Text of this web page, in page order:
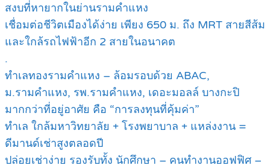
สงบที่หายากในย่านรามคำแหง
เชื่อมต่อชีวิตเมืองได้ง่าย เพียง 650 ม. ถึง MRT สายสีส้ม
และใกล้รถไฟฟ้าอีก 2 สายในอนาคต
.
ทำเลทองรามคำแหง – ล้อมรอบด้วย ABAC,
ม.รามคำแหง, รพ.รามคำแหง, เดอะมอลล์ บางกะปิ
มากกว่าที่อยู่อาศัย คือ “การลงทุนที่คุ้มค่า”
ทำเล ใกล้มหาวิทยาลัย + โรงพยาบาล + แหล่งงาน =
ดีมานด์เช่าสูงตลอดปี
ปล่อยเช่าง่าย รองรับทั้ง นักศึกษา – คนทำงานออฟฟิศ –